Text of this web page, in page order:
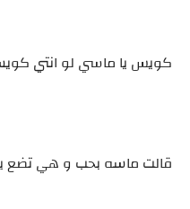
كويس يا ماسي لو انتي
قالت ماسه بحب و هي تضع